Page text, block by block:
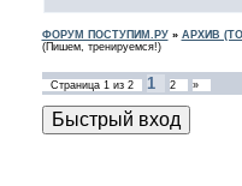
ФОРУМ ПОСТУПИМ.РУ» АРХИВ
(Пишем, тренируемся!)
Страница 1из 2 1 2 »